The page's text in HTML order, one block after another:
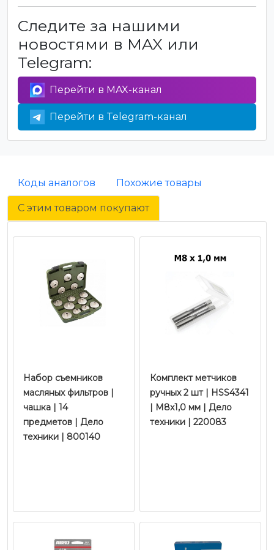
Следите за нашими
новостями в MAX или
Telegram:
Перейти в MAX-канал
Перейти в Telegram-канал
Коды аналогов Похожие товары
С этим товаром покупают
Набор съемников
масляных фильтров |
чашка | 14
предметов | Дело
техники | 800140
Комплект метчиков
ручных 2 шт | HSS4341
| M8x1,0 мм | Дело
техники | 220083